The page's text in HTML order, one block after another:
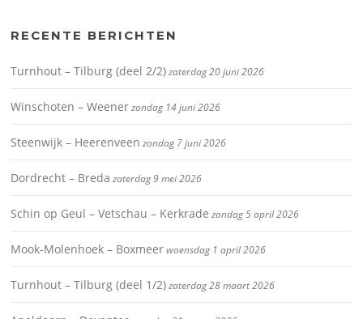
RECENTE BERICHTEN
Turnhout – Tilburg (deel 2/2)zaterdag 20 juni 2026
Winschoten – Weenerzondag 14 juni 2026
Steenwijk – Heerenveen zondag 7 juni 2026
Dordrecht – Breda zaterdag 9 mei 2026
Schin op Geul – Vetschau – Kerkrade zondag 5 april 2026
Mook-Molenhoek – Boxmeerwoensdag 1 april 2026
Turnhout – Tilburg (deel 1/2)zaterdag 28 maart 2026